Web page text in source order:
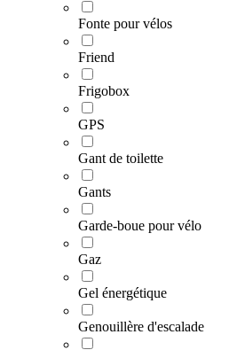
Fonte pour vélos
Friend
Frigobox
GPS
Gant de toilette
Gants
Garde-boue pour vélo
Gaz
Gel énergétique
Genouillère d'escalade